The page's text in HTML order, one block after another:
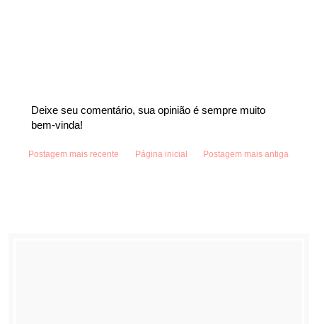
Deixe seu comentário, sua opinião é sempre muito
bem-vinda!
Postagem mais recente Postagem mais antiga
Página inicial